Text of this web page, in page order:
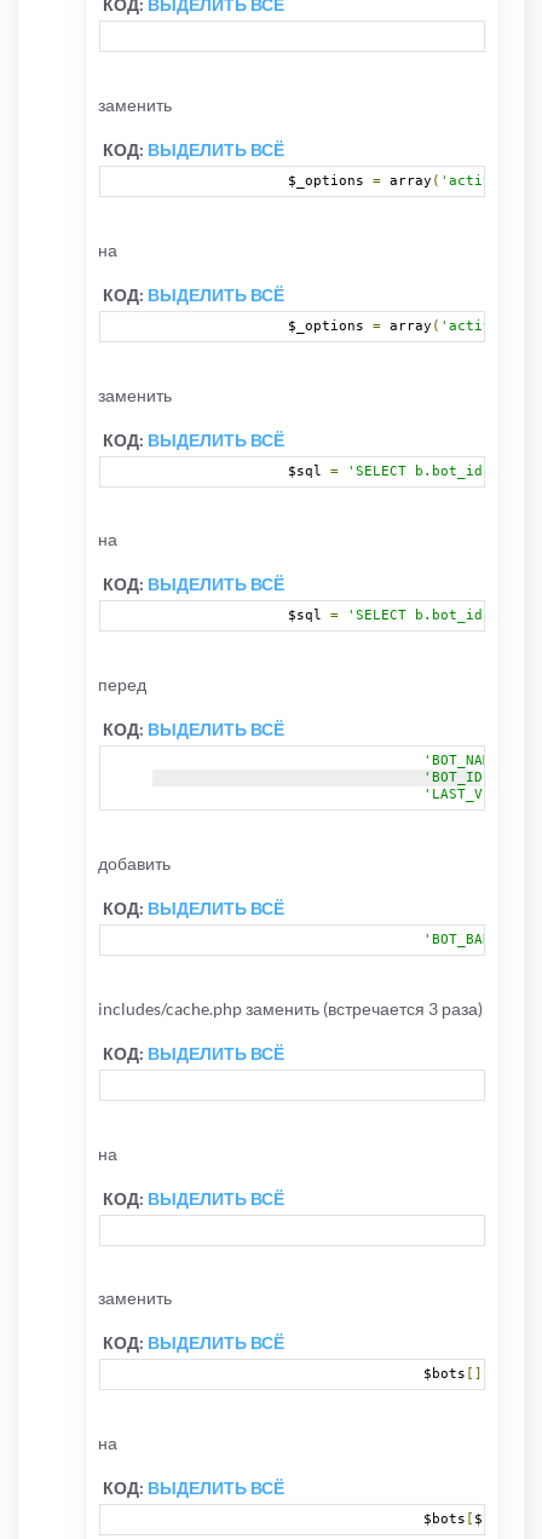
КОД: ВЫДЕЛИТЬ ВСЁ
заменить
КОД: ВЫДЕЛИТЬ ВСЁ
		$_options
= array ( 'activate'
на
КОД: ВЫДЕЛИТЬ ВСЁ
		$_options
= array ( 'activate'
заменить
КОД: ВЫДЕЛИТЬ ВСЁ
		$sql
= 'SELECT b.bot_id,
на
КОД: ВЫДЕЛИТЬ ВСЁ
		$sql
= 'SELECT b.bot_id,
перед
КОД: ВЫДЕЛИТЬ ВСЁ
'BOT_NAME'
'BOT_ID'
'LAST_VISIT'
добавить
КОД: ВЫДЕЛИТЬ ВСЁ
'BOT_BANNED'
includes/cache.php заменить (встречается 3 раза)
КОД: ВЫДЕЛИТЬ ВСЁ
на
КОД: ВЫДЕЛИТЬ ВСЁ
заменить
КОД: ВЫДЕЛИТЬ ВСЁ
				$bots
на
КОД: ВЫДЕЛИТЬ ВСЁ
				$bots
$row